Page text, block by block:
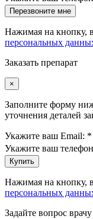
Перезвоните мне
Нажимая на кнопку,
персональных
Заказать препарат
×
Заполните форму
уточнения деталей
Укажите ваш Email: *
Укажите ваш
Купить
Нажимая на кнопку,
персональных
Задайте вопрос врачу